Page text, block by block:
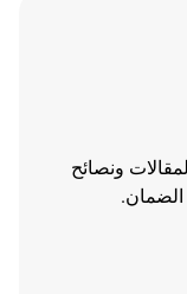
ونصائح